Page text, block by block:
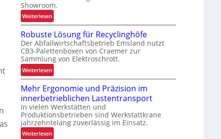
Showroom.
Weiterlesen:
V
o
n
d
e
r
L
a
d
e
n
w
a
Robuste Lösung für Recyclinghöfe
Der Abfallwirtschaftsbetrieb Emsland nutzt
CB3-Palettenboxen von Craemer zur
Sammlung von Elektroschrott.
Weiterlesen:
R
o
b
u
s
t
e
Mehr Ergonomie und Präzision im
innerbetrieblichen Lastentransport
In vielen Werkstätten und
Produktionsbetrieben sind Werkstattkrane
jahrzehntelang zuverlässig im Einsatz.
Weiterlesen: